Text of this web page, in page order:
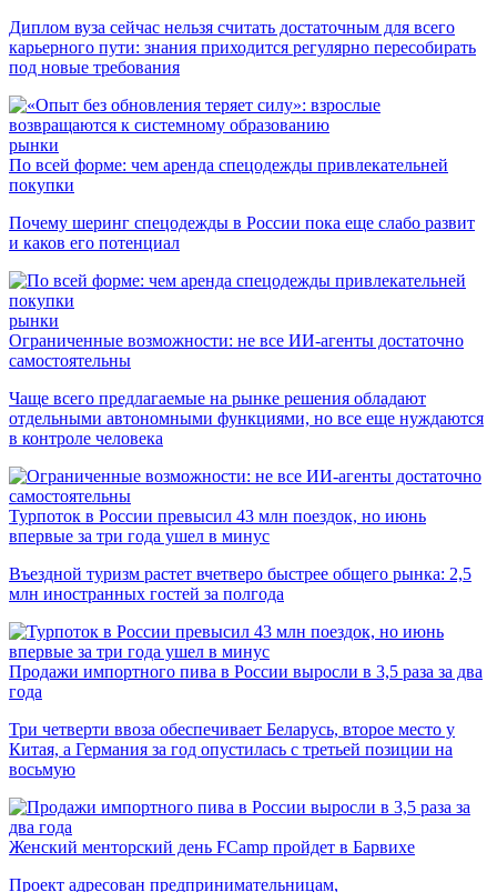
Диплом вуза сейчас нельзя считать достаточным для всего
карьерного пути: знания приходится регулярно пересобирать
под новые требования
рынки
По всей форме: чем аренда спецодежды привлекательней
покупки
Почему шеринг спецодежды в России пока еще слабо развит
и каков его потенциал
рынки
Ограниченные возможности: не все ИИ-агенты достаточно
самостоятельны
Чаще всего предлагаемые на рынке решения обладают
отдельными автономными функциями, но все еще нуждаются
в контроле человека
Турпоток в России превысил 43 млн поездок, но июнь
впервые за три года ушел в минус
Въездной туризм растет вчетверо быстрее общего рынка: 2,5
млн иностранных гостей за полгода
Продажи импортного пива в России выросли в 3,5 раза за два
года
Три четверти ввоза обеспечивает Беларусь, второе место у
Китая, а Германия за год опустилась с третьей позиции на
восьмую
Женский менторский день FCamp пройдет в Барвихе
Проект адресован предпринимательницам,